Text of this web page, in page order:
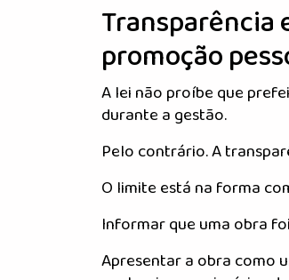
Transparência
promoção
A lei não proíbe que
durante a gestão.
Pelo contrário. A
O limite está na forma
Informar que uma obra
Apresentar a obra como